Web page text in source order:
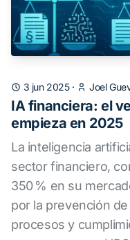
3 jun 2025· Joel
IA financiera: el
empieza en 2025
La inteligencia
sector financiero,
350 % en su
por la prevención
procesos y